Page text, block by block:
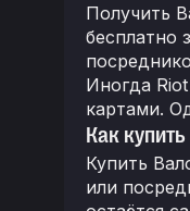
Получить
бесплатно
Иногда
картами.
Как
Купить
или